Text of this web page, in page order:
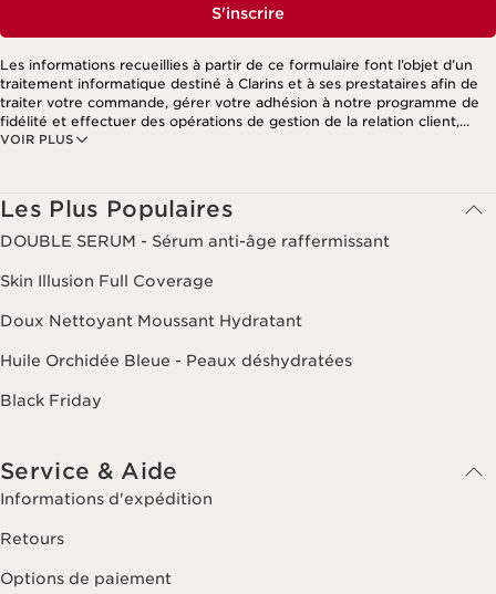
S'inscrire
VOIR PLUS
Les informations recueillies à partir de ce formulaire font l’objet d’un
traitement informatique destiné à Clarins et à ses prestataires afin de
traiter votre commande, gérer votre adhésion à notre programme de
fidélité et effectuer des opérations de gestion de la relation client,
notamment pour vous adresser des offres personnalisées en fonction
Les Plus Populaires
DOUBLE SERUM - Sérum anti-âge raffermissant
Skin Illusion Full Coverage
Doux Nettoyant Moussant Hydratant
Huile Orchidée Bleue - Peaux déshydratées
Black Friday
Service & Aide
Informations d'expédition
Retours
Options de paiement